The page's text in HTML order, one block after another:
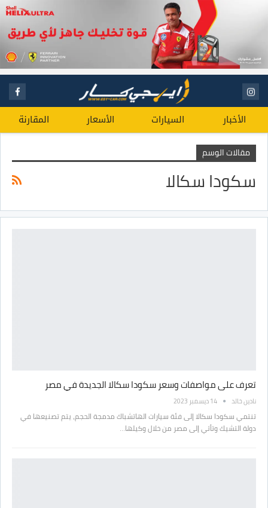
الأخبار السيارات الأسعار المقارنة
مقالات الوسم
سكودا سكالا
تعرف على مواصفات وسعر سكودا سكالا الجديدة في مصر
نادين خالد 14 ديسمبر 2023
تنتمي سكودا سكالا إلى فئة سيارات الهاتشباك مدمجة الحجم، يتم تصنيعها في
دولة التشيك وتأتي إلى مصر من خلال وكيلها…